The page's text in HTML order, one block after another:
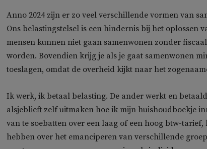
Anno 2024 zijn er zo veel verschillende vormen van
Ons belastingstelsel is een hindernis bij het oplossen
mensen kunnen niet gaan samenwonen zonder
worden. Bovendien krijg je als je gaat samenwonen
toeslagen, omdat de overheid kijkt naar het
Ik werk, ik betaal belasting. De ander werkt en
alsjeblieft zelf uitmaken hoe ik mijn huishoudboekje
van te soebatten over een laag of een hoog btw-
hebben over het emanciperen van verschillende